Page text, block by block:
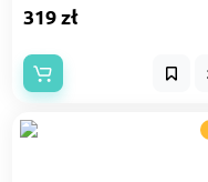
319 zł